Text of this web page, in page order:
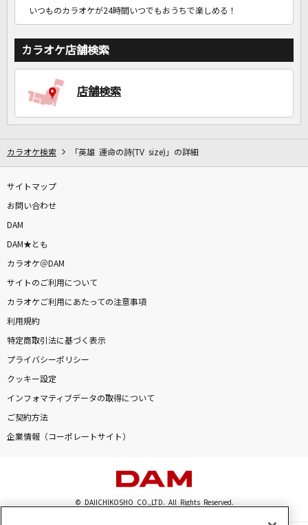
いつものカラオケが24時間いつでもおうちで楽しめる！
カラオケ店舗検索
店舗検索
カラオケ検索 「英雄 運命の詩(TV size)」の詳細
サイトマップ
お問い合わせ
DAM
DAM★とも
カラオケ＠DAM
サイトのご利用について
カラオケご利用にあたっての注意事項
利用規約
特定商取引法に基づく表示
プライバシーポリシー
クッキー設定
インフォマティブデータの取得について
ご契約方法
企業情報（コーポレートサイト）
© DAIICHIKOSHO CO.,LTD. All Rights Reserved.